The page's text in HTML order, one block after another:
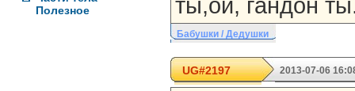
Полезное
ты,ой, гандон
Бабушки / Дедушки
UG#2197 2013-07-06